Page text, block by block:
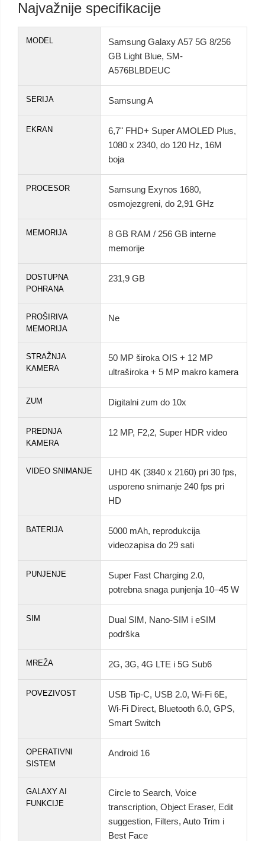
Najvažnije specifikacije
MODEL
Samsung Galaxy A57 5G 8/256
GB Light Blue, SM-
A576BLBDEUC
SERIJA Samsung A
EKRAN
6,7" FHD+ Super AMOLED Plus,
1080 x 2340, do 120 Hz, 16M
boja
PROCESOR
Samsung Exynos 1680,
osmojezgreni, do 2,91 GHz
MEMORIJA
8 GB RAM / 256 GB interne
memorije
DOSTUPNA
POHRANA
231,9 GB
PROŠIRIVA
MEMORIJA
Ne
STRAŽNJA
KAMERA
50 MP široka OIS + 12 MP
ultraširoka + 5 MP makro kamera
ZUM Digitalni zum do 10x
PREDNJA
KAMERA
12 MP, F2,2, Super HDR video
VIDEO SNIMANJE
UHD 4K (3840 x 2160) pri 30 fps,
usporeno snimanje 240 fps pri
HD
BATERIJA
5000 mAh, reprodukcija
videozapisa do 29 sati
PUNJENJE
Super Fast Charging 2.0,
potrebna snaga punjenja 10–45 W
SIM
Dual SIM, Nano-SIM i eSIM
podrška
MREŽA 2G, 3G, 4G LTE i 5G Sub6
POVEZIVOST
USB Tip-C, USB 2.0, Wi-Fi 6E,
Wi-Fi Direct, Bluetooth 6.0, GPS,
Smart Switch
OPERATIVNI
SISTEM
Android 16
GALAXY AI
FUNKCIJE
Circle to Search, Voice
transcription, Object Eraser, Edit
suggestion, Filters, Auto Trim i
Best Face